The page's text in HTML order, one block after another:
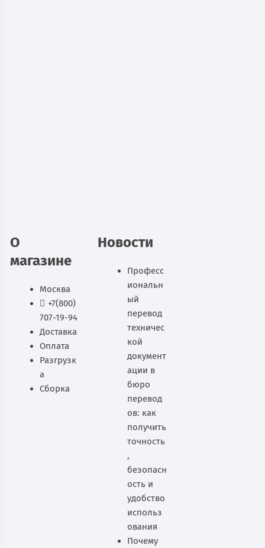
О
магазине
Москва
+7(800)
707-19-94
Доставка
Оплата
Разгрузк
а
Сборка
Новости
Професс
иональн
ый
перевод
техничес
кой
документ
ации в
бюро
перевод
ов: как
получить
точность
,
безопасн
ость и
удобство
использ
ования
Почему